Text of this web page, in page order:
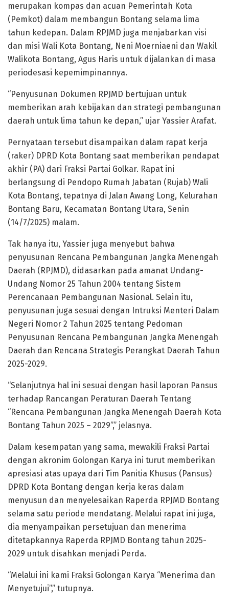
merupakan kompas dan acuan Pemerintah Kota
(Pemkot) dalam membangun Bontang selama lima
tahun kedepan. Dalam RPJMD juga menjabarkan visi
dan misi Wali Kota Bontang, Neni Moerniaeni dan Wakil
Walikota Bontang, Agus Haris untuk dijalankan di masa
periodesasi kepemimpinannya.
“Penyusunan Dokumen RPJMD bertujuan untuk
memberikan arah kebijakan dan strategi pembangunan
daerah untuk lima tahun ke depan,” ujar Yassier Arafat.
Pernyataan tersebut disampaikan dalam rapat kerja
(raker) DPRD Kota Bontang saat memberikan pendapat
akhir (PA) dari Fraksi Partai Golkar. Rapat ini
berlangsung di Pendopo Rumah Jabatan (Rujab) Wali
Kota Bontang, tepatnya di Jalan Awang Long, Kelurahan
Bontang Baru, Kecamatan Bontang Utara, Senin
(14/7/2025) malam.
Tak hanya itu, Yassier juga menyebut bahwa
penyusunan Rencana Pembangunan Jangka Menengah
Daerah (RPJMD), didasarkan pada amanat Undang-
Undang Nomor 25 Tahun 2004 tentang Sistem
Perencanaan Pembangunan Nasional. Selain itu,
penyusunan juga sesuai dengan Intruksi Menteri Dalam
Negeri Nomor 2 Tahun 2025 tentang Pedoman
Penyusunan Rencana Pembangunan Jangka Menengah
Daerah dan Rencana Strategis Perangkat Daerah Tahun
2025-2029.
“Selanjutnya hal ini sesuai dengan hasil laporan Pansus
terhadap Rancangan Peraturan Daerah Tentang
“Rencana Pembangunan Jangka Menengah Daerah Kota
Bontang Tahun 2025 – 2029”,” jelasnya.
Dalam kesempatan yang sama, mewakili Fraksi Partai
dengan akronim Golongan Karya ini turut memberikan
apresiasi atas upaya dari Tim Panitia Khusus (Pansus)
DPRD Kota Bontang dengan kerja keras dalam
menyusun dan menyelesaikan Raperda RPJMD Bontang
selama satu periode mendatang. Melalui rapat ini juga,
dia menyampaikan persetujuan dan menerima
ditetapkannya Raperda RPJMD Bontang tahun 2025-
2029 untuk disahkan menjadi Perda.
“Melalui ini kami Fraksi Golongan Karya “Menerima dan
Menyetujui”,” tutupnya.